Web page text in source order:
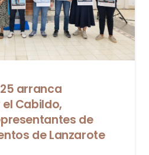
arranca
Cabildo,
de
de Lanzarote